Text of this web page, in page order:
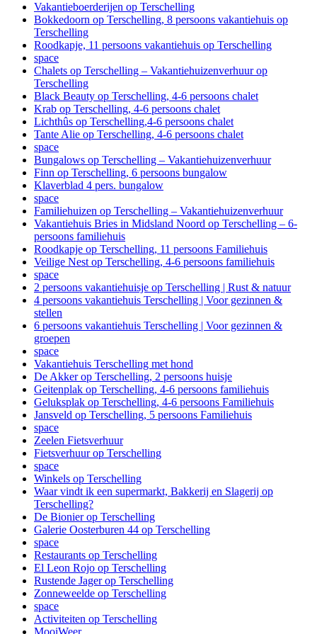
Vakantieboerderijen op Terschelling
Bokkedoorn op Terschelling, 8 persoons vakantiehuis op
Terschelling
Roodkapje, 11 persoons vakantiehuis op Terschelling
space
Chalets op Terschelling – Vakantiehuizenverhuur op
Terschelling
Black Beauty op Terschelling, 4-6 persoons chalet
Krab op Terschelling, 4-6 persoons chalet
Lichthûs op Terschelling,4-6 persoons chalet
Tante Alie op Terschelling, 4-6 persoons chalet
space
Bungalows op Terschelling – Vakantiehuizenverhuur
Finn op Terschelling, 6 persoons bungalow
Klaverblad 4 pers. bungalow
space
Familiehuizen op Terschelling – Vakantiehuizenverhuur
Vakantiehuis Bries in Midsland Noord op Terschelling – 6-
persoons familiehuis
Roodkapje op Terschelling, 11 persoons Familiehuis
Veilige Nest op Terschelling, 4-6 persoons familiehuis
space
2 persoons vakantiehuisje op Terschelling | Rust & natuur
4 persoons vakantiehuis Terschelling | Voor gezinnen &
stellen
6 persoons vakantiehuis Terschelling | Voor gezinnen &
groepen
space
Vakantiehuis Terschelling met hond
De Akker op Terschelling, 2 persoons huisje
Geitenplak op Terschelling, 4-6 persoons familiehuis
Geluksplak op Terschelling, 4-6 persoons Familiehuis
Jansveld op Terschelling, 5 persoons Familiehuis
space
Zeelen Fietsverhuur
Fietsverhuur op Terschelling
space
Winkels op Terschelling
Waar vindt ik een supermarkt, Bakkerij en Slagerij op
Terschelling?
De Bionier op Terschelling
Galerie Oosterburen 44 op Terschelling
space
Restaurants op Terschelling
El Leon Rojo op Terschelling
Rustende Jager op Terschelling
Zonneweelde op Terschelling
space
Activiteiten op Terschelling